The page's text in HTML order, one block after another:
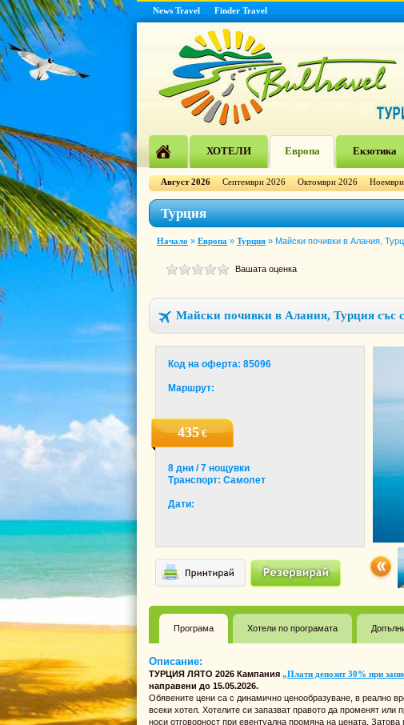
News Travel Finder Travel
ХОТЕЛИ Европа Екзотика
Август 2026 Септември 2026 Октомври 2026
Турция
Начало » Европа » Турция » Майски почивки в Алания,
Вашата оценка
Майски почивки в Алания, Турция със
Код на оферта: 85096
Маршрут:
435€
8 дни / 7 нощувки
Транспорт: Самолет
Дати:
Програма Хотели по програмата
Описание:
ТУРЦИЯ ЛЯТО 2026 Кампания „Плати депозит 30% при
направени до 15.05.2026.
Обявените цени са с динамично ценообразуване, в реално
всеки хотел. Хотелите си запазват правото да променят или
носи отговорност при евентуална промяна на цената.